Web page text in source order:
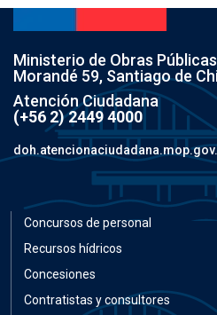
Ministerio de Obras Públicas
Morandé 59, Santiago de
Atención Ciudadana
(+56 2) 2449 4000
Concursos de personal
Recursos hídricos
Concesiones
Contratistas y consultores